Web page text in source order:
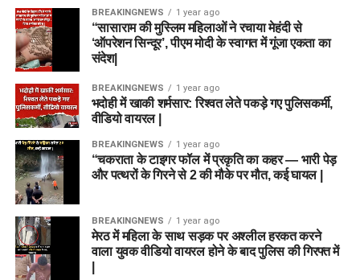
BREAKINGNEWS 1 year ago
“सासाराम की मुस्लिम महिलाओं ने रचाया मेहंदी से
‘ऑपरेशन सिन्दूर’, पीएम मोदी के स्वागत में गूंजा एकता का
संदेश|
BREAKINGNEWS 1 year ago
भदोही में खाकी शर्मसार: रिश्वत लेते पकड़े गए पुलिसकर्मी,
वीडियो वायरल |
BREAKINGNEWS 1 year ago
“चकराता के टाइगर फॉल में प्रकृति का कहर — भारी पेड़
और पत्थरों के गिरने से 2 की मौके पर मौत, कई घायल |
BREAKINGNEWS 1 year ago
मेरठ में महिला के साथ सड़क पर अश्लील हरकत करने
वाला युवक वीडियो वायरल होने के बाद पुलिस की गिरफ्त में